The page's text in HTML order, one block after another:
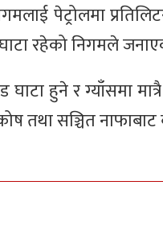
पेट्रोलमा
रहेको निगमले
घाटा हुने र ग्याँसमा
तथा सञ्चित